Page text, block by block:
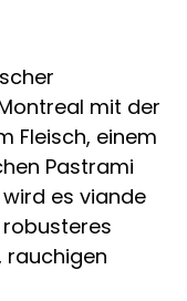
mit der
Fleisch, einem
Pastrami
es viande
rauchigen